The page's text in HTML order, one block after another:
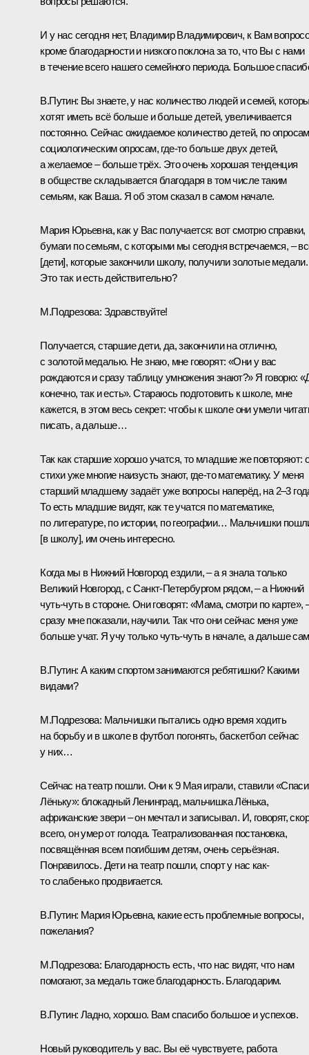
И у нас сегодня нет, Владимир Владимирович, к Вам
кроме благодарности и низкого поклона за то, что Вы с нами
в течение всего нашего семейного периода. Большое
В.Путин: Вы знаете, у нас количество людей и семей,
хотят иметь всё больше и больше детей, увеличивается
постоянно. Сейчас ожидаемое количество детей, по
социологическим опросам, где-то больше двух детей,
а желаемое – больше трёх. Это очень хорошая тенденция
в обществе складывается благодаря в том числе таким
семьям, как Ваша. Я об этом сказал в самом начале.
Мария Юрьевна, как у Вас получается: вот смотрю справки,
бумаги по семьям, с которыми мы сегодня встречаемся, –
[дети], которые закончили школу, получили золотые медали.
Это так и есть действительно?
М.Подрезова: Здравствуйте!
Получается, старшие дети, да, закончили на отлично,
с золотой медалью. Не знаю, мне говорят: «Они у вас
рождаются и сразу таблицу умножения знают?» Я говорю:
конечно, так и есть». Стараюсь подготовить к школе, мне
кажется, в этом весь секрет: чтобы к школе они умели
писать, а дальше…
Так как старшие хорошо учатся, то младшие же повторяют:
стихи уже многие наизусть знают, где-то математику. У меня
старший младшему задаёт уже вопросы наперёд, на 2–3
То есть младшие видят, как те учатся по математике,
по литературе, по истории, по географии… Мальчишки
[в школу], им очень интересно.
Когда мы в Нижний Новгород ездили, – а я знала только
Великий Новгород, с Санкт-Петербургом рядом, – а Нижний
чуть-чуть в стороне. Они говорят: «Мама, смотри по карте»,
сразу мне показали, научили. Так что они сейчас меня уже
больше учат. Я учу только чуть-чуть в начале, а дальше
В.Путин: А каким спортом занимаются ребятишки? Какими
видами?
М.Подрезова: Мальчишки пытались одно время ходить
на борьбу и в школе в футбол погонять, баскетбол сейчас
у них…
Сейчас на театр пошли. Они к 9 Мая играли, ставили
Лёньку»: блокадный Ленинград, мальчишка Лёнька,
африканские звери – он мечтал и записывал. И, говорят,
всего, он умер от голода. Театрализованная постановка,
посвящённая всем погибшим детям, очень серьёзная.
Понравилось. Дети на театр пошли, спорт у нас как-
то слабенько продвигается.
В.Путин: Мария Юрьевна, какие есть проблемные вопросы,
пожелания?
М.Подрезова: Благодарность есть, что нас видят, что нам
помогают, за медаль тоже благодарность. Благодарим.
В.Путин: Ладно, хорошо. Вам спасибо большое и успехов.
Новый руководитель у вас. Вы её чувствуете, работа